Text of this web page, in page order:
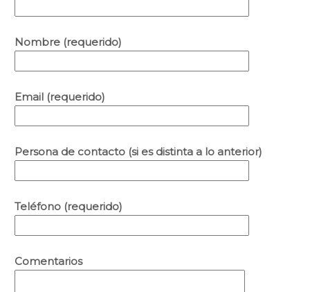
Nombre (requerido)
Email (requerido)
Persona de contacto (si es distinta a lo anterior)
Teléfono (requerido)
Comentarios